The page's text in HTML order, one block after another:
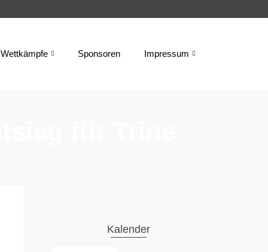
Wettkämpfe Sponsoren Impressum
Kalender